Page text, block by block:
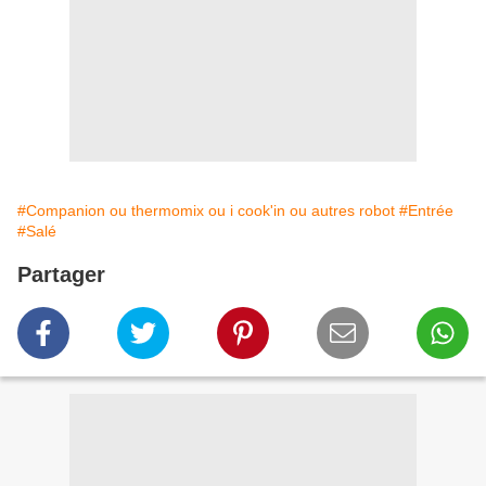
#Companion ou thermomix ou i cook'in ou autres robot #Entrée
#Salé
Partager